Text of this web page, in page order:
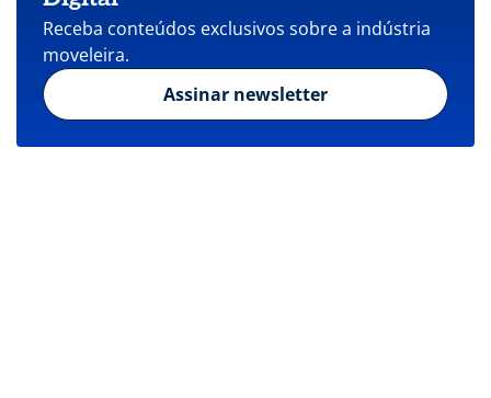
Receba conteúdos exclusivos sobre a indústria
moveleira.
Assinar newsletter